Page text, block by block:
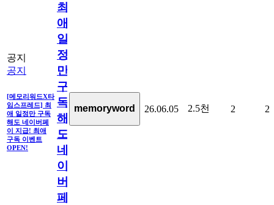
공지
공지
[메모리워드X타
임스프레드] 최
애 일정만 구독
해도 네이버페
이 지급! 최애
구독 이벤트
OPEN!
최
애
일
정
만
구
독
해
도
네
이
버
페
memoryword 26.06.05 2.5천 2 2